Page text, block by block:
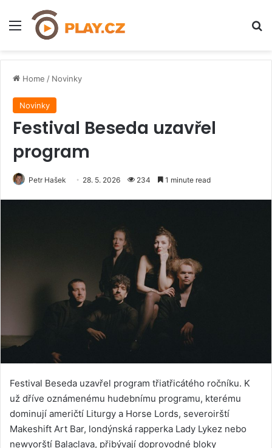
Menu
Home / Novinky
Novinky
Festival Beseda uzavřel
program
Petr Hašek 28. 5. 2026 234 1 minute read
Festival Beseda uzavřel program třiatřicátého ročníku. K
už dříve oznámenému hudebnímu programu, kterému
dominují američtí Liturgy a Horse Lords, severoirští
Makeshift Art Bar, londýnská rapperka Lady Lykez nebo
newyorští Balaclava, přibývají doprovodné bloky